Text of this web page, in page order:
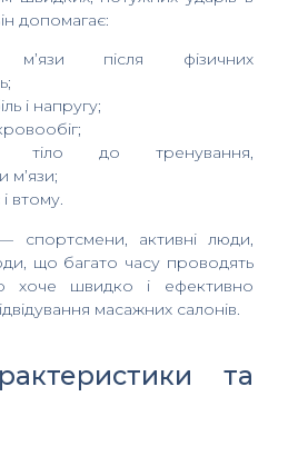
допомагає:
м’язи після фізичних
і напругу;
тіло до тренування,
м’язи;
втому.
спортсмени, активні люди,
що багато часу проводять
хоче швидко і ефективно
масажних салонів.
та